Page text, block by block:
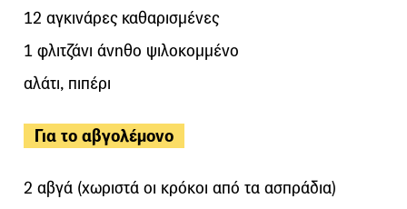
12 αγκινάρες καθαρισμένες
1 φλιτζάνι άνηθο ψιλοκομμένο
αλάτι, πιπέρι
Για το αβγολέμονο
2 αβγά (χωριστά οι κρόκοι από τα ασπράδια)